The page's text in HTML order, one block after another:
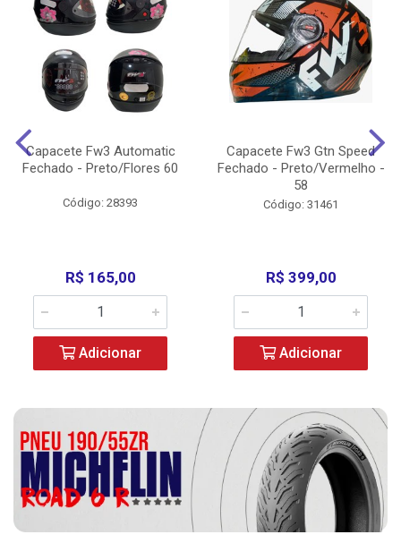
Capacete Fw3 Automatic
Fechado - Preto/Flores 60
Código: 28393
R$ 165,00
Adicionar
Capacete Fw3 Gtn Speed
Fechado - Preto/Vermelho -
58
Código: 31461
R$ 399,00
Adicionar